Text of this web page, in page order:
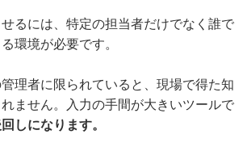
るには、特定の担当者だけでなく誰で
環境が必要です。
理者に限られていると、現場で得た知
ません。入力の手間が大きいツールで
しになります。